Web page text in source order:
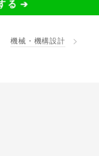
機械・機構設計